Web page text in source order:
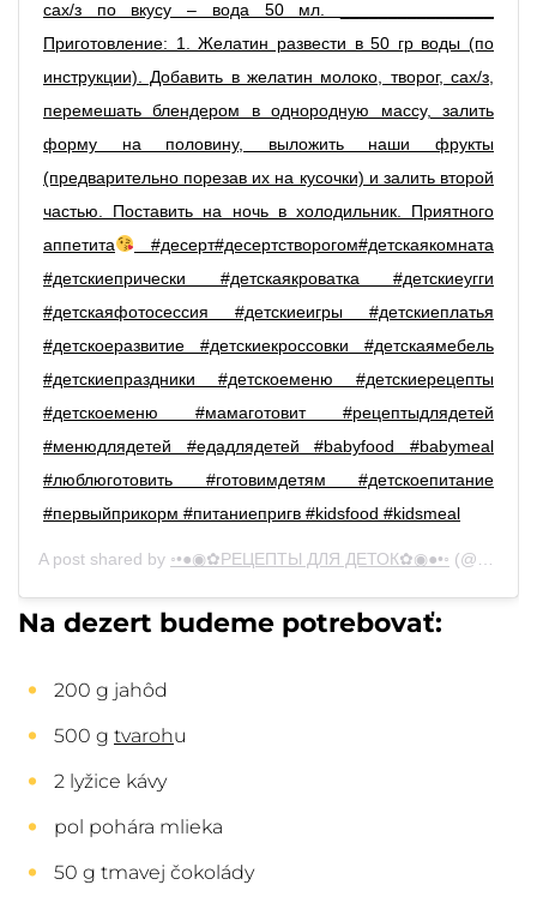
сах/з по вкусу – вода 50 мл. ________________
Приготовление: 1. Желатин развести в 50 гр воды (по
инструкции). Добавить в желатин молоко, творог, сах/з,
перемешать блендером в однородную массу, залить
форму на половину, выложить наши фрукты
(предварительно порезав их на кусочки) и залить второй
частью. Поставить на ночь в холодильник. Приятного
аппетита
#десерт#десертстворогом#детскаякомната
#детскиепрически #детскаякроватка #детскиеугги
#детскаяфотосессия #детскиеигры #детскиеплатья
#детскоеразвитие #детскиекроссовки #детскаямебель
#детскиепраздники #детскоеменю #детскиерецепты
#детскоеменю #мамаготовит #рецептыдлядетей
#менюдлядетей #едадлядетей #babyfood #babymeal
#люблюготовить #готовимдетям #детскоепитание
#первыйприкорм #питаниепригв #kidsfood #kidsmeal
A post shared by ◦•●◉✿РЕЦЕПТЫ ДЛЯ ДЕТОК✿◉●•◦ (@baby_recepty) on
Na dezert budeme potrebovať:
200 g jahôd
500 g tvarohu
2 lyžice kávy
pol pohára mlieka
50 g tmavej čokolády